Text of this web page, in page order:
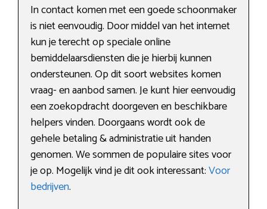
In contact komen met een goede schoonmaker
is niet eenvoudig. Door middel van het internet
kun je terecht op speciale online
bemiddelaarsdiensten die je hierbij kunnen
ondersteunen. Op dit soort websites komen
vraag- en aanbod samen. Je kunt hier eenvoudig
een zoekopdracht doorgeven en beschikbare
helpers vinden. Doorgaans wordt ook de
gehele betaling & administratie uit handen
genomen. We sommen de populaire sites voor
je op. Mogelijk vind je dit ook interessant:Voor
bedrijven.